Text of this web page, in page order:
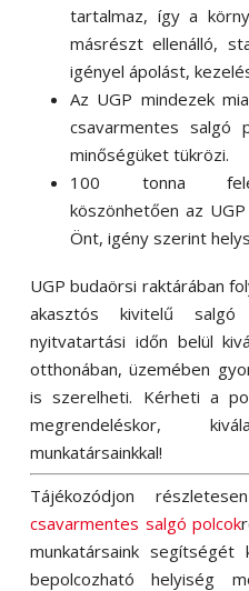
tartalmaz, így a
másrészt ellenálló,
igényel ápolást,
Az UGP mindezek
csavarmentes salgó
minőségüket tükrözi.
100 tonna
köszönhetően az
Önt, igény szerint
UGP budaörsi raktárában
akasztós kivitelű
nyitvatartási időn belül
otthonában, üzemében
is szerelheti. Kérheti a
megrendeléskor,
munkatársainkkal!
Tájékozódjon
csavarmentes salgó polcok
munkatársaink
bepolcozható helyiség